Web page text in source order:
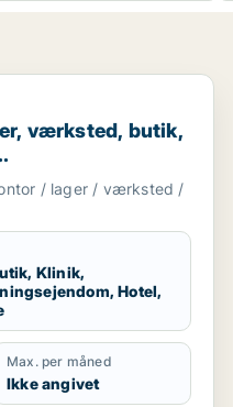
butik, klinik,
værksted, butik,
hotel,
garage til salg i
/ lager / værksted /
Klinik,
Hotel,
Max. per måned
Ikke angivet